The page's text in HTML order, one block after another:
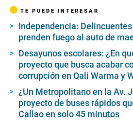
TE PUEDE INTERESAR
Independencia:
prenden fuego al auto de
Desayunos escolares: ¿En
proyecto que busca acabar
corrupción en Qali Warma y
¿Un Metropolitano en la Av.
proyecto de buses rápidos
Callao en solo 45 minutos